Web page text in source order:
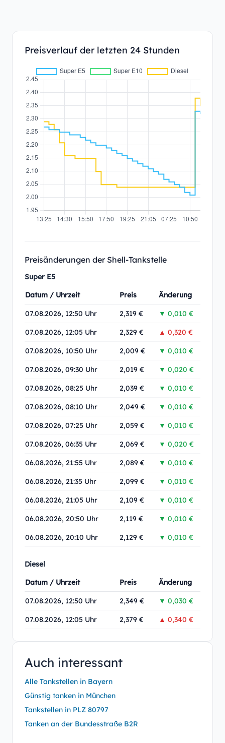
Preisverlauf der letzten 24 Stunden
Preisänderungen der Shell-Tankstelle
Super E5
Datum / Uhrzeit
Preis Änderung
07.08.2026, 12:50 Uhr 2,319 € ▼ 0,010 €
07.08.2026, 12:05 Uhr 2,329 € ▲ 0,320 €
07.08.2026, 10:50 Uhr 2,009 € ▼ 0,010 €
07.08.2026, 09:30 Uhr 2,019 € ▼ 0,020 €
07.08.2026, 08:25 Uhr 2,039 € ▼ 0,010 €
07.08.2026, 08:10 Uhr 2,049 € ▼ 0,010 €
07.08.2026, 07:25 Uhr 2,059 € ▼ 0,010 €
07.08.2026, 06:35 Uhr 2,069 € ▼ 0,020 €
06.08.2026, 21:55 Uhr 2,089 € ▼ 0,010 €
06.08.2026, 21:35 Uhr 2,099 € ▼ 0,010 €
06.08.2026, 21:05 Uhr 2,109 € ▼ 0,010 €
06.08.2026, 20:50 Uhr 2,119 € ▼ 0,010 €
06.08.2026, 20:10 Uhr 2,129 € ▼ 0,010 €
Diesel
Datum / Uhrzeit
Preis Änderung
07.08.2026, 12:50 Uhr 2,349 € ▼ 0,030 €
07.08.2026, 12:05 Uhr 2,379 € ▲ 0,340 €
Auch interessant
Alle Tankstellen in Bayern
Günstig tanken in München
Tankstellen in PLZ 80797
Tanken an der Bundesstraße B2R